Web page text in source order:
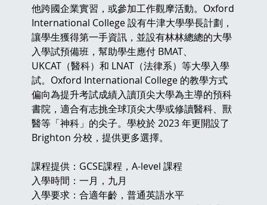
他跨國企業實習，或參加工作觀摩活動。Oxford
International College 設有牛津大學學長計劃，
讓學生獲得第一手資訊，並設有林林總總的大學
入學試預備班，幫助學生應付 BMAT、
UKCAT（醫科）和 LNAT（法律系）等大學入學
試。Oxford International College 的教學方式
偏向為提升考試成績入讀頂尖大學為主導的預科
書院，適合有志挑全球頂尖大學或修讀醫科、獸
醫等「神科」的尖子。學校於 2023 年更開設了
Brighton 分校，提供更多選擇。
課程提供：GCSE課程，A-level 課程
入學時間：一月，九月
入學要求：合適年齡，普通英語水平